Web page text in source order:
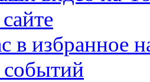
в избранное
событий